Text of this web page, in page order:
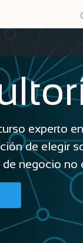
experto
de elegir
negocio no